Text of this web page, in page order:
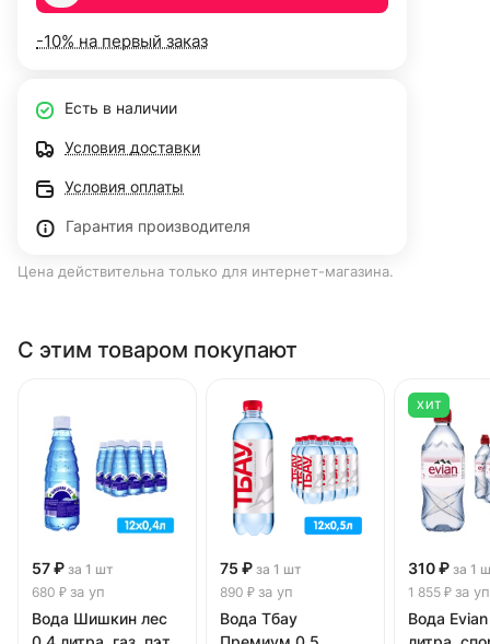
-10% на первый заказ
Есть в наличии
Условия доставки
Условия оплаты
Гарантия производителя
Цена действительна только для интернет-магазина.
С этим товаром покупают
57 ₽ за 1 шт
680 ₽ за уп
Вода Шишкин лес
75 ₽ за 1 шт
890 ₽ за уп
Вода Тбау
ХИТ
310 ₽ за 1
1 855 ₽ за уп
Вода